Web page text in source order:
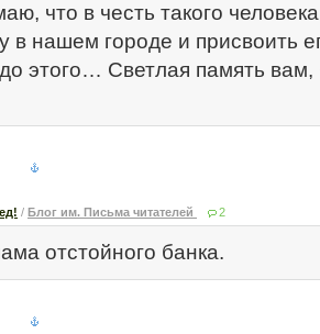
что в честь такого
в нашем городе и присвоить
этого… Светлая память вам,
/ Блог им. Письма читателей 2
отстойного банка.